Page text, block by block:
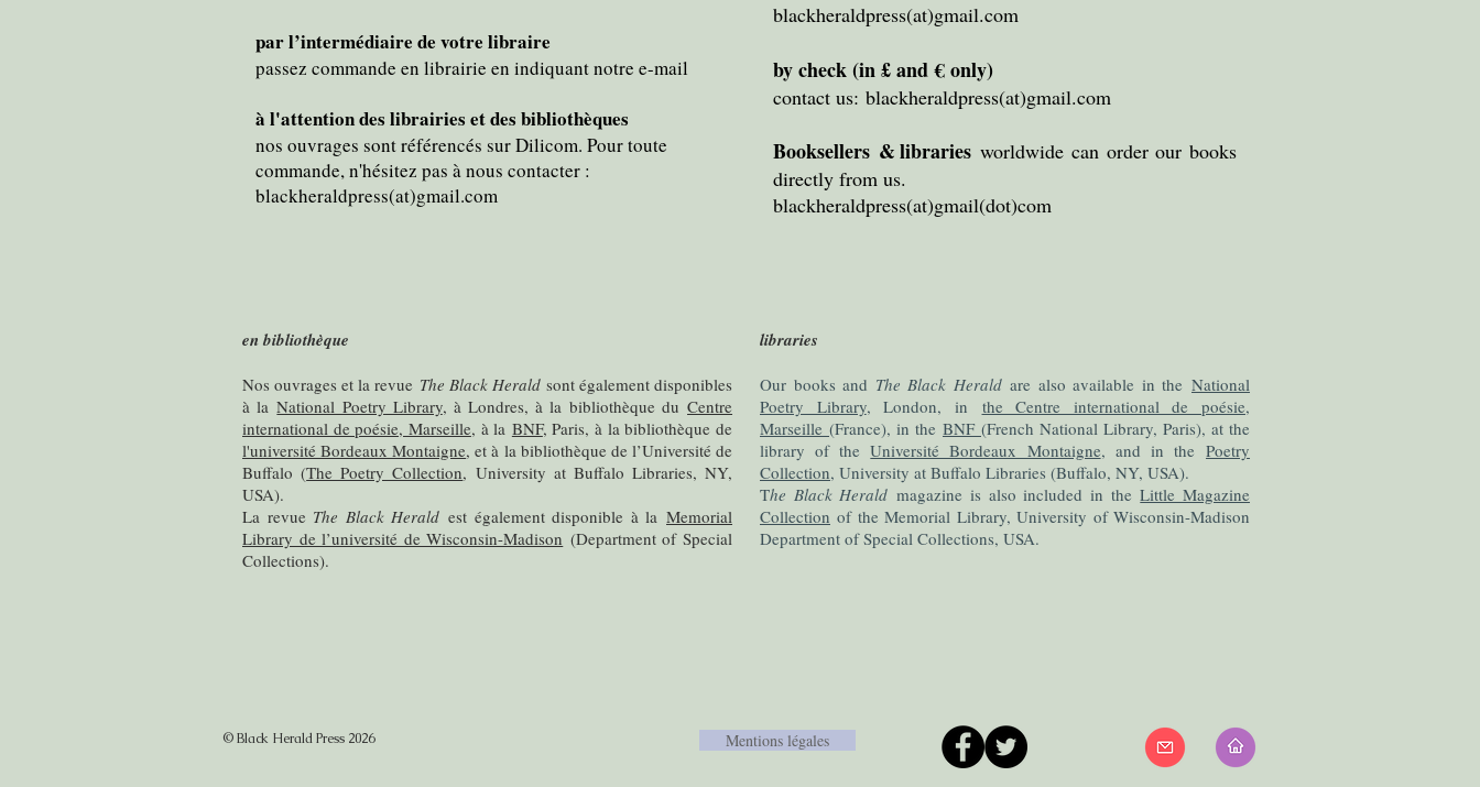
par l’intermédiaire de votre libraire
passez commande en librairie en indiquant notre e-mail
à l'attention des librairies et des bibliothèques
nos ouvrages sont référencés sur Dilicom. Pour toute
commande, n'hésitez pas à nous contacter :
blackheraldpress(at)gmail.com​
blackheraldpress(at)gmail.com
by check (in £ and€ only)
contact us: blackheraldpress(at)gmail.com
Booksellers & libraries worldwide can order our books
directly from us.
blackheraldpress(at)gmail(dot)com
en bibliothèque
Nos ouvrages et la revue The Black Heraldsont également disponibles
à laNational Poetry Library, à Londres, à la bibliothèque duCentre
international de poésie, Marseille, à la BNF, Paris, à la bibliothèque de
l'université Bordeaux Montaigne, et à la bibliothèque de l’Université de
Buffalo (The Poetry Collection, University at Buffalo Libraries, NY,
USA).
La revue The Black Herald est également disponible à laMemorial
Library de l’université de Wisconsin-Madison (Department of Special
Collections).
libraries
Our books and The Black Heraldare also available in theNational
Poetry Library, London, in the Centre international de poésie,
Marseille (France), in the BNF (French National Library, Paris), at the
library of theUniversité Bordeaux Montaigne, and in thePoetry
Collection, University at Buffalo Libraries (Buffalo, NY, USA).
The Black Herald magazine is also included in theLittle Magazine
Collection of the Memorial Library, University of Wisconsin-Madison
Department of Special Collections, USA.
© Black Herald Press 2026 Mentions légales